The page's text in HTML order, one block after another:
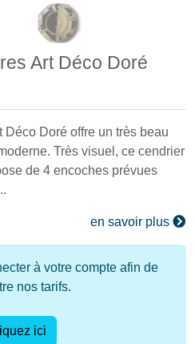
Art Déco Doré
Déco Doré offre un très beau
Très visuel, ce cendrier
de 4 encoches prévues
en savoir plus
à votre compte afin de
nos tarifs.
ici